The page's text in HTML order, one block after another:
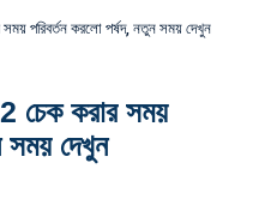
পরিবর্তন করলো পর্ষদ, নতুন সময় দেখুন
চেক করার সময়
সময় দেখুন